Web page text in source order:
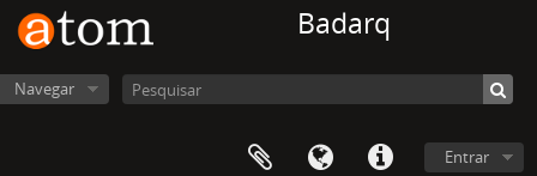
Badarq
Navegar
Entrar